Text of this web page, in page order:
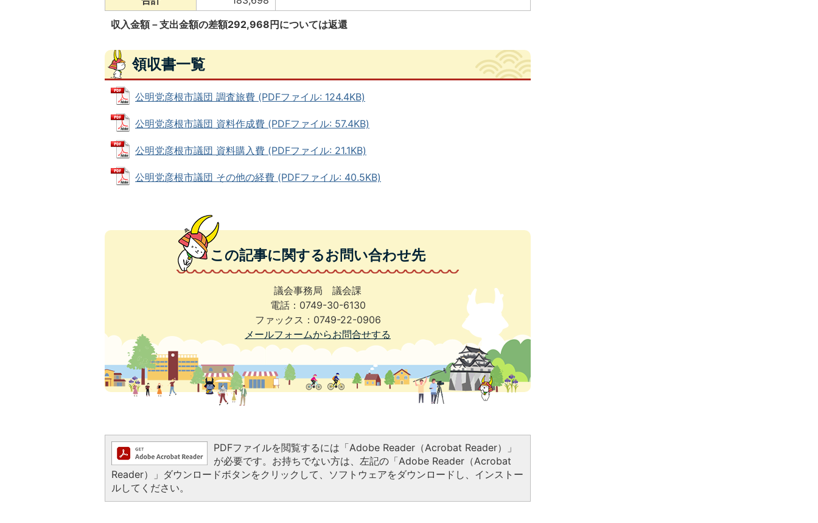
収入金額－支出金額の差額292,968円については返還
領収書一覧
公明党彦根市議団 調査旅費 (PDFファイル: 124.4KB)
公明党彦根市議団 資料作成費 (PDFファイル: 57.4KB)
公明党彦根市議団 資料購入費 (PDFファイル: 21.1KB)
公明党彦根市議団 その他の経費 (PDFファイル: 40.5KB)
この記事に関するお問い合わせ先
議会事務局 議会課
電話：0749-30-6130
ファックス：0749-22-0906
メールフォームからお問合せする
PDFファイルを閲覧するには「Adobe Reader（Acrobat Reader）」
が必要です。お持ちでない方は、左記の「Adobe Reader（Acrobat
Reader）」ダウンロードボタンをクリックして、ソフトウェアをダウンロードし、インストー
ルしてください。